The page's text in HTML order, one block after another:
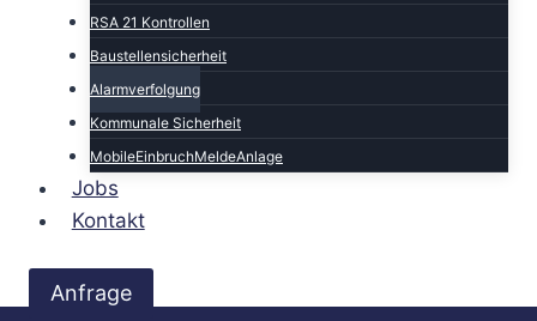
RSA 21 Kontrollen
Baustellensicherheit
Alarmverfolgung
Kommunale Sicherheit
MobileEinbruchMeldeAnlage
Jobs
Kontakt
Anfrage